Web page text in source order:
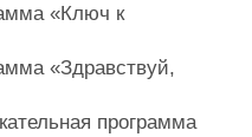
«Ключ к
«Здравствуй,
программа